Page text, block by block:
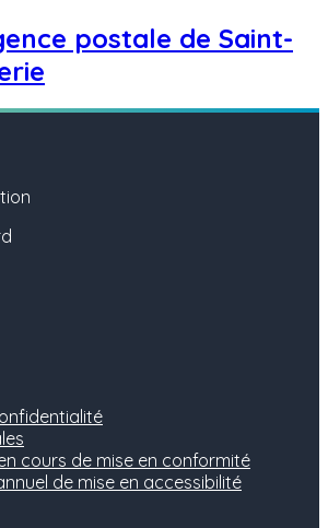
postale de Saint-
cours de mise en conformité
de mise en accessibilité